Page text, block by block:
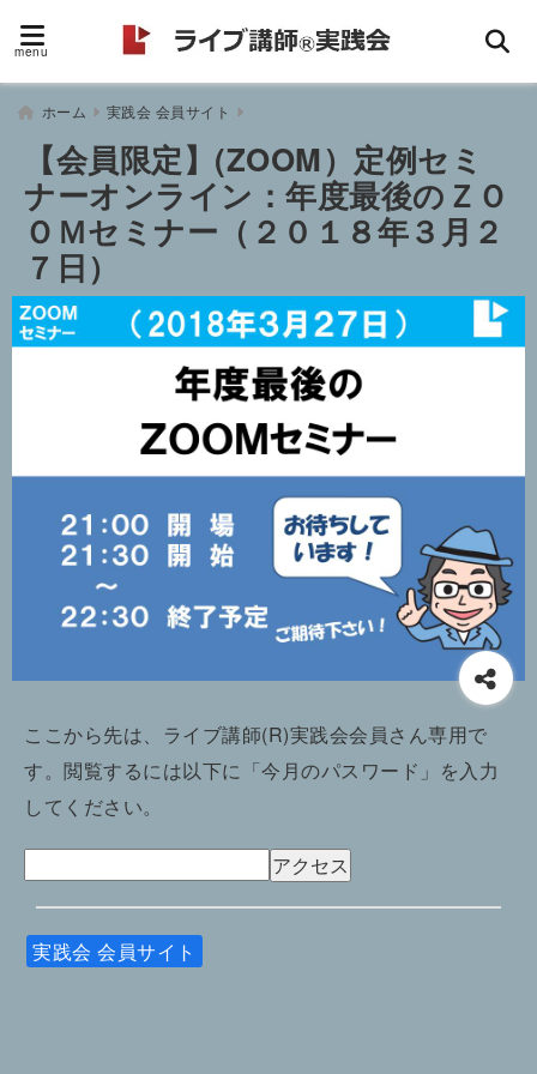
menu
ホーム 実践会 会員サイト
【会員限定】(ZOOM）定例セミ
ナーオンライン：年度最後のＺＯ
ＯＭセミナー（２０１８年３月２
７日）
ここから先は、ライブ講師(R)実践会会員さん専用で
す。閲覧するには以下に「今月のパスワード」を入力
してください。
実践会 会員サイト